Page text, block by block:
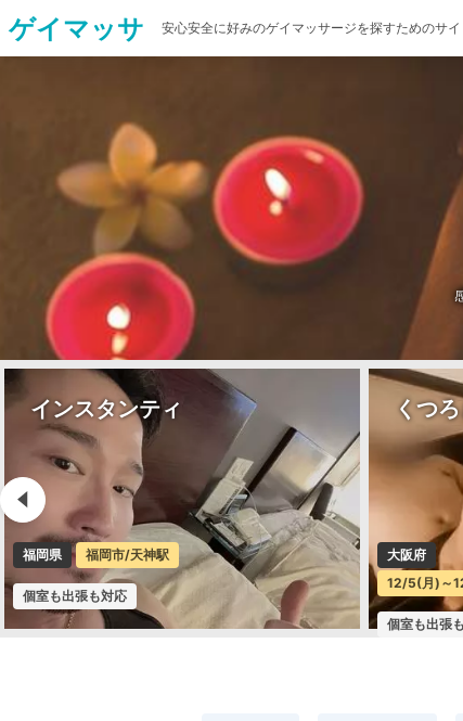
ゲイマッサ 安心安全に好みのゲイマッサージを探すためのサイ
くつろぎ処 shimizu
大阪府
12/5(月)～12/8(木)沖縄遠征／難波/大国町駅
個室も出張も対応
大阪府
個室も出張